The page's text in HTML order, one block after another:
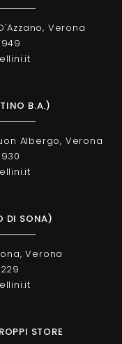
Verona
B.A.)
Albergo, Verona
DI SONA)
Verona
STORE